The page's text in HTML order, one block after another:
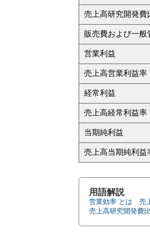
売上高研究開発費
販売費および一般
営業利益
売上高営業利益率
経常利益
売上高経常利益率
当期純利益
売上高当期純利益
用語解説
営業効率 とは 売
売上高研究開発費